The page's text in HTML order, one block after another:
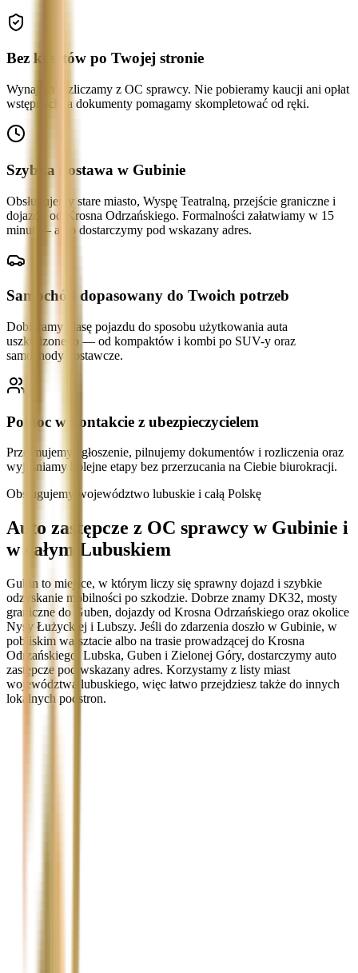
Bez kosztów po Twojej stronie
Wynajem rozliczamy z OC sprawcy. Nie pobieramy kaucji ani opłat
wstępnych, a dokumenty pomagamy skompletować od ręki.
Szybka dostawa w Gubinie
Obsługujemy stare miasto, Wyspę Teatralną, przejście graniczne i
dojazdy od Krosna Odrzańskiego. Formalności załatwiamy w 15
minut — auto dostarczymy pod wskazany adres.
Samochód dopasowany do Twoich potrzeb
Dobieramy klasę pojazdu do sposobu użytkowania auta
uszkodzonego — od kompaktów i kombi po SUV-y oraz
samochody dostawcze.
Pomoc w kontakcie z ubezpieczycielem
Przejmujemy zgłoszenie, pilnujemy dokumentów i rozliczenia oraz
wyjaśniamy kolejne etapy bez przerzucania na Ciebie biurokracji.
Obsługujemy województwo lubuskie i całą Polskę
Auto zastępcze z OC sprawcy w Gubinie i
w całym Lubuskiem
Gubin to miejsce, w którym liczy się sprawny dojazd i szybkie
odzyskanie mobilności po szkodzie. Dobrze znamy DK32, mosty
graniczne do Guben, dojazdy od Krosna Odrzańskiego oraz okolice
Nysy Łużyckiej i Lubszy. Jeśli do zdarzenia doszło w Gubinie, w
pobliskim warsztacie albo na trasie prowadzącej do Krosna
Odrzańskiego, Lubska, Guben i Zielonej Góry, dostarczymy auto
zastępcze pod wskazany adres. Korzystamy z listy miast
województwa lubuskiego, więc łatwo przejdziesz także do innych
lokalnych podstron.